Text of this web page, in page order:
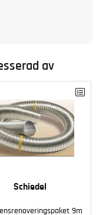
av
Schiedel
9m